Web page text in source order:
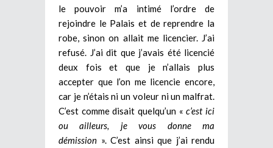
le pouvoir m’a intimé l’ordre de
rejoindre le Palais et de reprendre la
robe, sinon on allait me licencier. J’ai
refusé. J’ai dit que j’avais été licencié
deux fois et que je n’allais plus
accepter que l’on me licencie encore,
car je n’étais ni un voleur ni un malfrat.
C’est comme disait quelqu’un «c’est ici
ou ailleurs, je vous donne ma
démission ». C’est ainsi que j’ai rendu